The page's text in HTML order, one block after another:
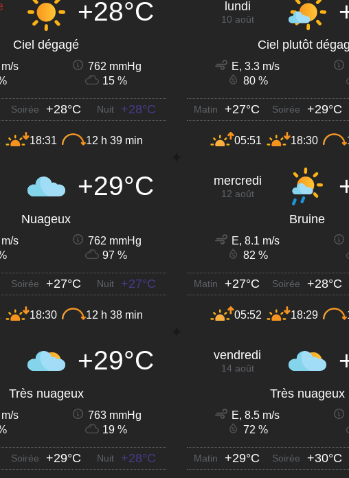
+28°C
Ciel dégagé
s
762 mmHg
15 %
Soirée +28°C Nuit +28°C
18:31 12 h 39 min
lundi
10 août
Ciel plutôt
E, 3.3 m/s
80 %
Matin +27°C Soirée +29°C
05:51 18:30
+29°C
Nuageux
s
762 mmHg
97 %
Soirée +27°C Nuit +27°C
18:30 12 h 38 min
mercredi
12 août
Bruine
E, 8.1 m/s
82 %
Matin +27°C Soirée +28°C
05:52 18:29
+29°C
Très nuageux
s
763 mmHg
19 %
Soirée +29°C Nuit +28°C
vendredi
14 août
Très nuageux
E, 8.5 m/s
72 %
Matin +29°C Soirée +30°C